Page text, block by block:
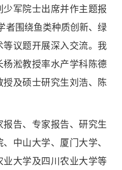
军院士出席并作主题报
者围绕鱼类种质创新、绿
议题开展深入交流。我
淞教授率水产学科陈德
及硕士研究生刘浩、陈
报告、专家报告、研究生
中山大学、厦门大学、
大学及四川农业大学等